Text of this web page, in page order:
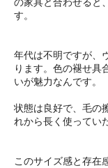
の家具と合わせると
す。
年代は不明ですが、
ります。色の褪せ具
いが魅力なんです。
状態は良好で、毛の
れから長く使ってい
このサイズ感と存在